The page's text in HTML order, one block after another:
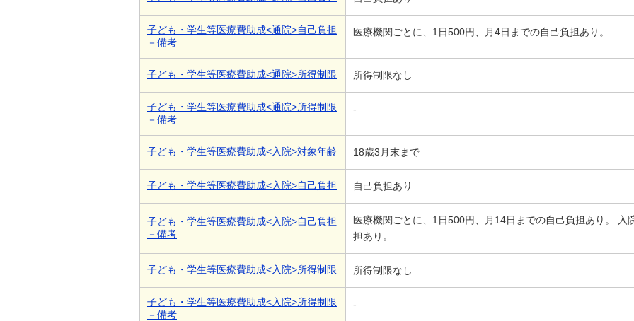
子ども・学生等医療費助成<通院>自己負担
－備考
医療機関ごとに、1日500円、月4日までの自己負担あり。
子ども・学生等医療費助成<通院>所得制限 所得制限なし
子ども・学生等医療費助成<通院>所得制限
－備考
-
子ども・学生等医療費助成<入院>対象年齢 18歳3月末まで
子ども・学生等医療費助成<入院>自己負担 自己負担あり
子ども・学生等医療費助成<入院>自己負担
－備考
医療機関ごとに、1日500円、月14日までの自己負担あり。 入
担あり。
子ども・学生等医療費助成<入院>所得制限 所得制限なし
子ども・学生等医療費助成<入院>所得制限
－備考
-